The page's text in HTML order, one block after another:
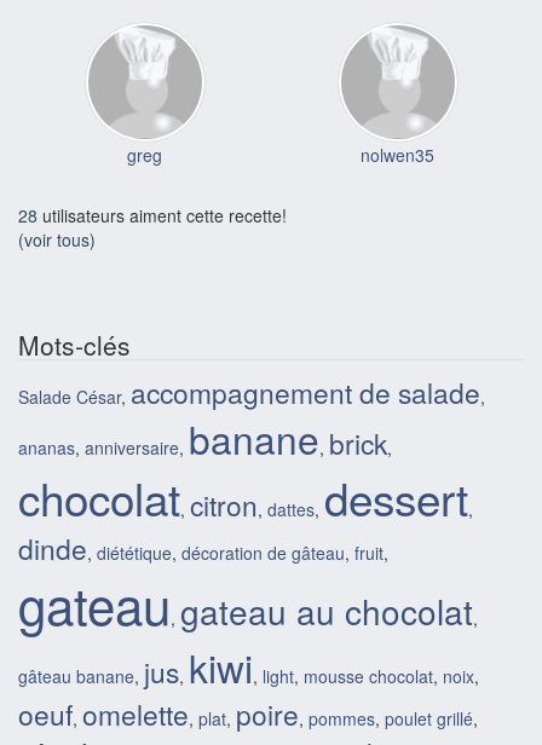
greg nolwen35
28 utilisateurs aiment cette recette!
(voir tous)
Mots-clés
Salade César, accompagnement de salade,
ananas, anniversaire, banane, brick,
chocolat, citron, dattes, dessert,
dinde, diététique, décoration de gâteau, fruit,
gateau, gateau au chocolat,
gâteau banane, jus, kiwi, light, mousse chocolat, noix,
oeuf, omelette, plat, poire, pommes, poulet grillé,